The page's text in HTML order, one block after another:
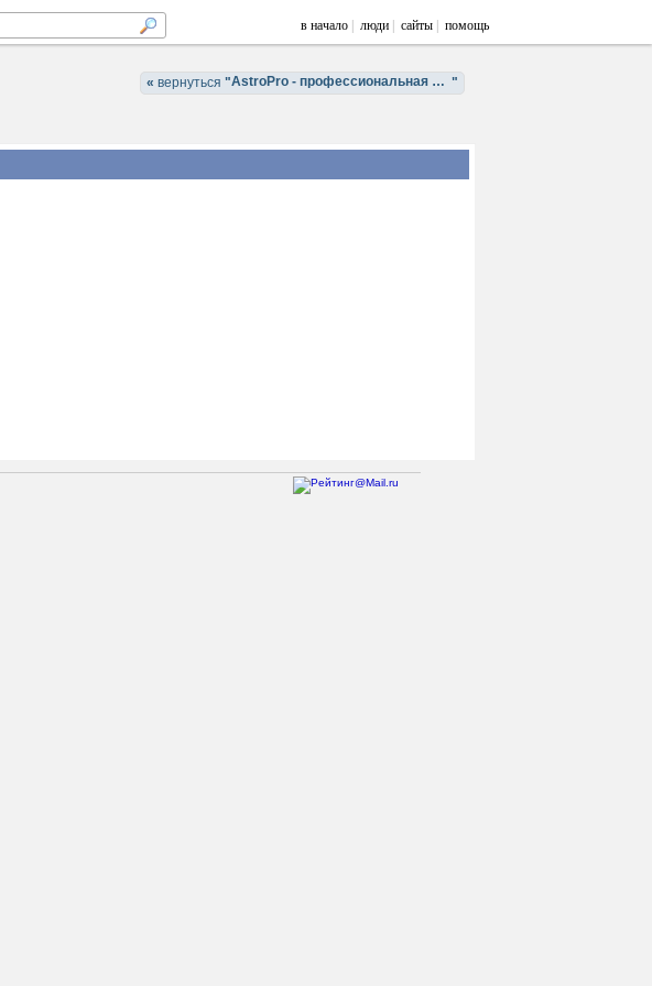
в начало люди сайты помощь
« вернуться " AstroPro - профессиональная астрология. Обучение и консультации. "